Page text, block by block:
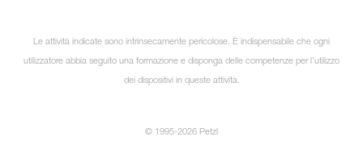
Le attività indicate sono intrinsecamente pericolose. È indispensabile che ogni
utilizzatore abbia seguito una formazione e disponga delle competenze per l’utilizzo
dei dispositivi in queste attività.
© 1995-2026 Petzl